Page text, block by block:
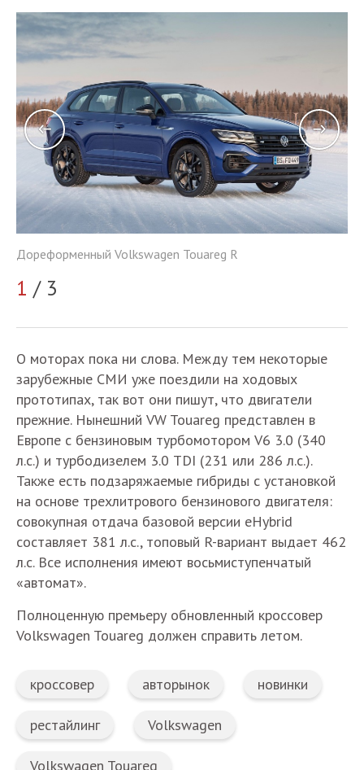
Дореформенный Volkswagen Touareg R
1 / 3
О моторах пока ни слова. Между тем некоторые
зарубежные СМИ уже поездили на ходовых
прототипах, так вот они пишут, что двигатели
прежние. Нынешний VW Touareg представлен в
Европе с бензиновым турбомотором V6 3.0 (340
л.с.) и турбодизелем 3.0 TDI (231 или 286 л.с.).
Также есть подзаряжаемые гибриды с установкой
на основе трехлитрового бензинового двигателя:
совокупная отдача базовой версии eHybrid
составляет 381 л.с., топовый R-вариант выдает 462
л.с. Все исполнения имеют восьмиступенчатый
«автомат».
Полноценную премьеру обновленный кроссовер
Volkswagen Touareg должен справить летом.
кроссовер авторынок новинки
рестайлинг Volkswagen
Volkswagen Touareg